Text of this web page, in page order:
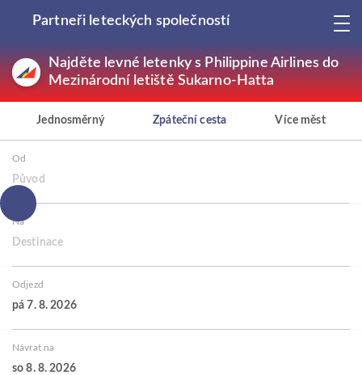
Partneři leteckých společností
Najděte levné letenky s Philippine Airlines do
Mezinárodní letiště Sukarno-Hatta
Jednosměrný Zpáteční cesta Více měst
Od
Původ
Na
Destinace
Odjezd
pá 7. 8. 2026
Návrat na
so 8. 8. 2026